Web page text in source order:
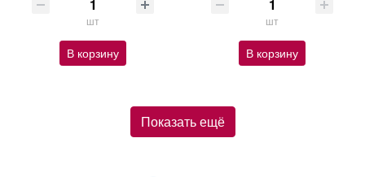
шт
В корзину
шт
В корзину
Показать ещё